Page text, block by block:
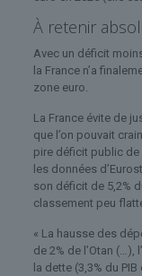
À retenir
Avec un déficit
la France n’a
zone euro.
La France évite de
que l’on pouvait
pire déficit public de
les données
son déficit de 5,2%
classement peu
« La hausse des
de 2% de l’Otan
la dette (3,3% du